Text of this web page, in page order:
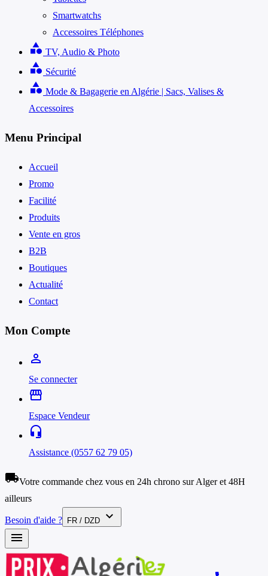
Smartwatchs
Accessoires Téléphones
category TV, Audio & Photo
category Sécurité
category Mode & Bagagerie en Algérie | Sacs, Valises &
Accessoires
Menu Principal
Accueil
Promo
Facilité
Produits
Vente en gros
B2B
Boutiques
Actualité
Contact
Mon Compte
person_outline
Se connecter
storefront
Espace Vendeur
headset_mic
Assistance (0557 62 79 05)
local_shippingVotre commande chez vous en 24h chrono sur Alger et 48H
ailleurs
Besoin d'aide ? FR / DZD
expand_more
menu